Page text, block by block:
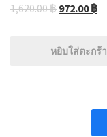
1,620.00฿ 972.00฿
หยิบใส่ตะกร้า